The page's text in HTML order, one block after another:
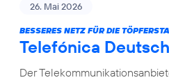
26. Mai 2026
BESSERES NETZ FÜR DIE
Telefónica
Der